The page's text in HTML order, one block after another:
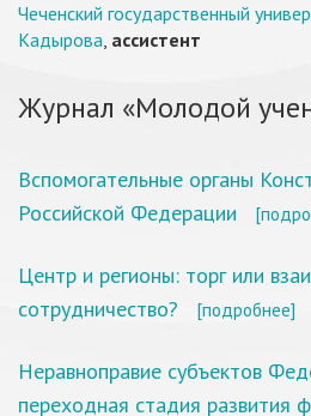
Чеченский государственный
Кадырова, ассистент
Журнал «Молодой
Вспомогательные органы
Российской Федерации
Центр и регионы: торг или
сотрудничество?
[подробнее]
Неравноправие субъектов
переходная стадия развития